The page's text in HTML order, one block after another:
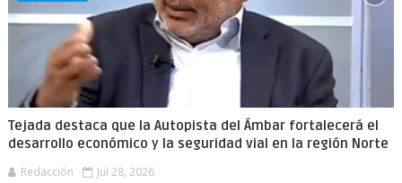
Tejada destaca que la Autopista del Ámbar fortalecerá el
desarrollo económico y la seguridad vial en la región Norte
Redacción Jul 28, 2026